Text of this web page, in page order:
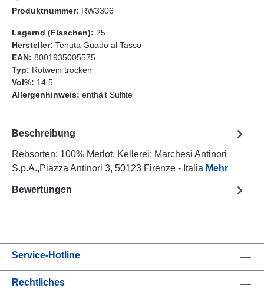
Produktnummer: RW3306
Lagernd (Flaschen): 25
Hersteller: Tenuta Guado al Tasso
EAN: 8001935005575
Typ: Rotwein trocken
Vol%: 14.5
Allergenhinweis: enthält Sulfite
Beschreibung
Rebsorten: 100% Merlot. Kellerei: Marchesi Antinori
S.p.A.,Piazza Antinori 3, 50123 Firenze - Italia Mehr
Bewertungen
Service-Hotline
Rechtliches